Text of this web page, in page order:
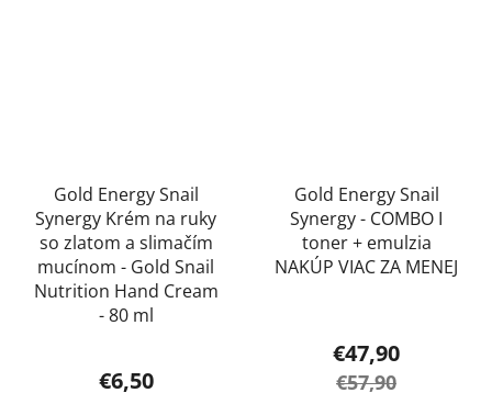
Gold Energy Snail
Synergy Krém na ruky
so zlatom a slimačím
mucínom - Gold Snail
Nutrition Hand Cream
- 80 ml
hodnotenie
€6,50
Gold Energy Snail
Synergy - COMBO I
toner + emulzia
NAKÚP VIAC ZA MENEJ
€47,90
€57,90